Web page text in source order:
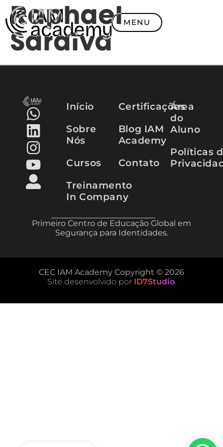
MENU
Raphael
Saraiva
Início
Sobre
Nós
Cursos
Treinamento
In Company
Certificações
Blog IAM
Academy
Contato
Área
do
Aluno
Políticas
Primeiro Centro de Educação Global em
Segurança para Identidades.
CEC IAM Academy Copyright © 2026
Site desenvolvido por ID7Studio.